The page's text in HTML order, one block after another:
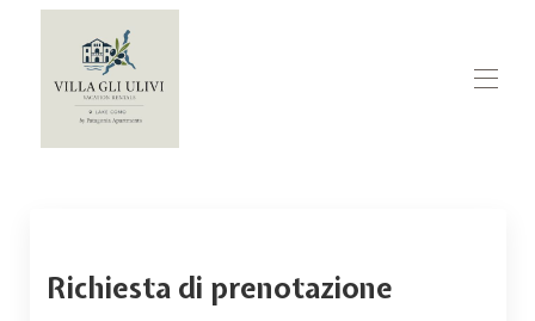
Richiesta di prenotazione